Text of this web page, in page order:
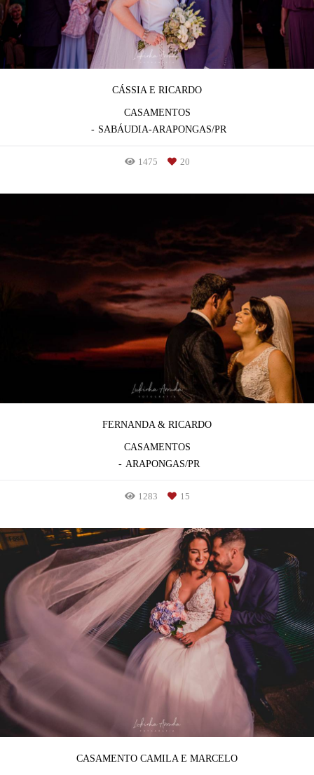
CÁSSIA E RICARDO
CASAMENTOS
SABÁUDIA-ARAPONGAS/PR
1475 20
FERNANDA & RICARDO
CASAMENTOS
ARAPONGAS/PR
1283 15
CASAMENTO CAMILA E MARCELO